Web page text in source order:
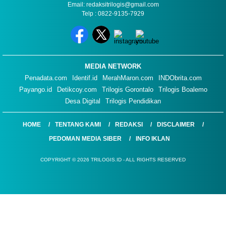
Email: redaksitrilogis@gmail.com
Telp : 0822-9135-7929
MEDIA NETWORK
Penadata.com
Identif.id MerahMaron.com
INDObrita.com
Payango.id
Detikcoy.com Trilogis Gorontalo
Trilogis Boalemo
Desa Digital
Trilogis Pendidikan
HOME TENTANG KAMI REDAKSI
DISCLAIMER
PEDOMAN MEDIA SIBER
INFO IKLAN
COPYRIGHT © 2026 TRILOGIS.ID - ALL RIGHTS RESERVED